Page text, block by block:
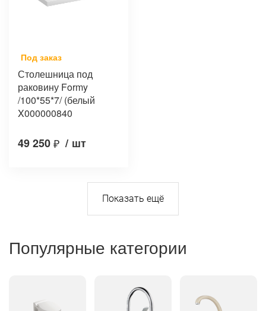
Под заказ
Столешница под
раковину Formy
/100*55*7/ (белый
X000000840
49 250₽ / шт
Популярные категории